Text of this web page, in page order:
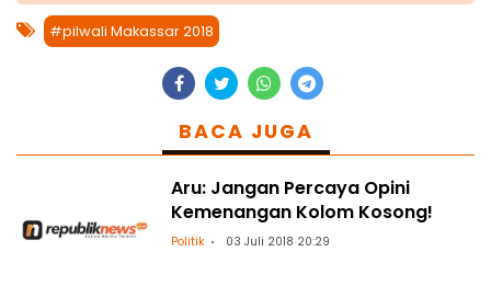
#pilwali Makassar 2018
BACA JUGA
Aru: Jangan Percaya Opini
Kemenangan Kolom Kosong!
Politik 03 Juli 2018 20:29